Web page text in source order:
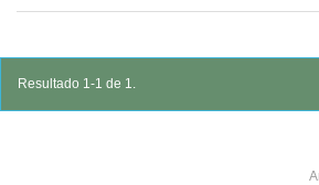
Resultado 1-1 de 1.